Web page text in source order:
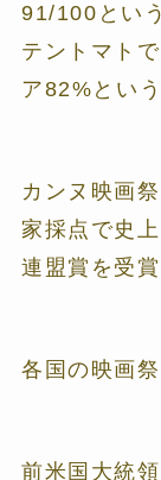
91/100とい
テントマト
ア82%とい
カンヌ映画
家採点で史
連盟賞を受賞
各国の映画
前米国大統